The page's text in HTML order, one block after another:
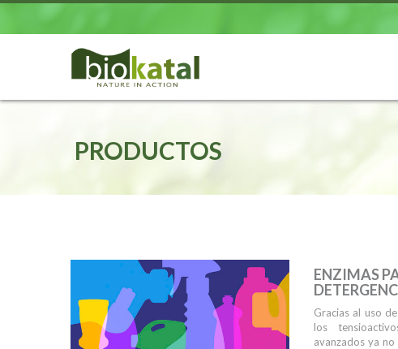
PRODUCTOS
ENZIMAS
Gracias al uso
los
avanzados ya